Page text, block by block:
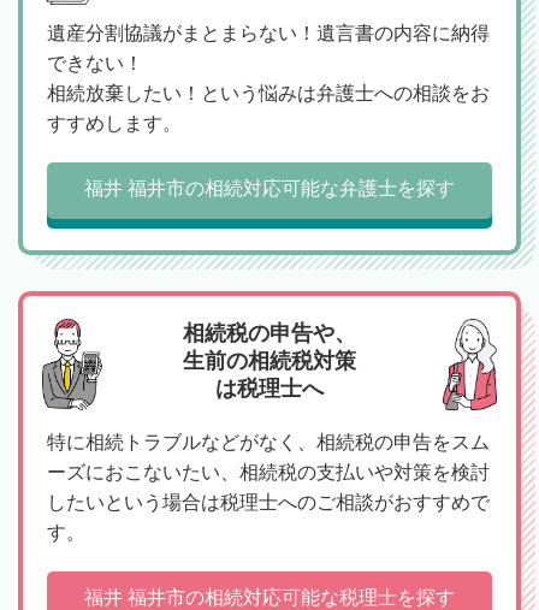
遺産分割協議がまとまらない！遺言書の内容に納得
できない！
相続放棄したい！という悩みは弁護士への相談をお
すすめします。
福井 福井市の相続対応可能な弁護士を探す
相続税の申告や、
生前の相続税対策
は税理士へ
特に相続トラブルなどがなく、相続税の申告をスム
ーズにおこないたい、相続税の支払いや対策を検討
したいという場合は税理士へのご相談がおすすめで
す。
福井 福井市の相続対応可能な税理士を探す